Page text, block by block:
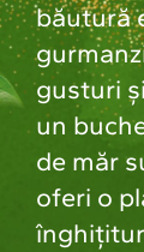
băutură
gusturi
un
de măr
oferi o